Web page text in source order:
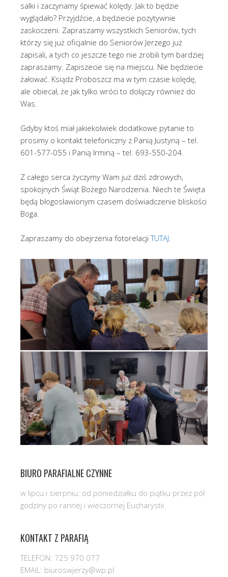
salki i zaczynamy śpiewać kolędy. Jak to będzie
wyglądało? Przyjdźcie, a będziecie pozytywnie
zaskoczeni. Zapraszamy wszystkich Seniorów, tych
którzy się już oficjalnie do Seniorów Jerzego już
zapisali, a tych co jeszcze tego nie zrobili tym bardziej
zapraszamy. Zapiszecie się na miejscu. Nie będziecie
żałować. Ksiądz Proboszcz ma w tym czasie kolędę,
ale obiecał, że jak tylko wróci to dołączy również do
Was.
Gdyby ktoś miał jakiekolwiek dodatkowe pytanie to
prosimy o kontakt telefoniczny z Panią Justyną – tel.
601-577-055 i Panią Irminą – tel. 693-550-204.
Z całego serca życzymy Wam już dziś zdrowych,
spokojnych Świąt Bożego Narodzenia. Niech te Święta
będą błogosławionym czasem doświadczenie bliskości
Boga.
Zapraszamy do obejrzenia fotorelacjiTUTAJ.
BIURO PARAFIALNE CZYNNE
w lipcu i sierpniu: od poniedziałku do piątku przez pół
godziny po rannej i wieczornej Eucharystii
KONTAKT Z PARAFIĄ
TELEFON: 725 970 077
EMAIL: biuroswjerzy@wp.pl